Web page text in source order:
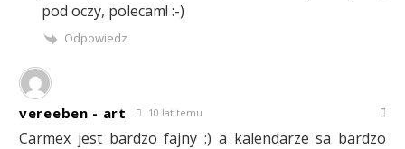
pod oczy, polecam! :-)
Odpowiedz
vereeben - art 10 lat temu
Carmex jest bardzo fajny :) a kalendarze sa bardzo